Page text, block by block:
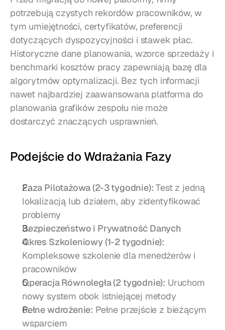
potrzebują czystych rekordów pracowników, w
tym umiejętności, certyfikatów, preferencji
dotyczących dyspozycyjności i stawek płac.
Historyczne dane planowania, wzorce sprzedaży i
benchmarki kosztów pracy zapewniają bazę dla
algorytmów optymalizacji. Bez tych informacji
nawet najbardziej zaawansowana platforma do
planowania grafików zespołu nie może
dostarczyć znaczących usprawnień.
Podejście do Wdrażania Fazy
Faza Pilotażowa (2-3 tygodnie): Test z jedną
lokalizacją lub działem, aby zidentyfikować
problemy
Bezpieczeństwo i Prywatność Danych
Okres Szkoleniowy (1-2 tygodnie):
Kompleksowe szkolenie dla menedżerów i
pracowników
Operacja Równoległa (2 tygodnie): Uruchom
nowy system obok istniejącej metody
Pełne wdrożenie: Pełne przejście z bieżącym
wsparciem